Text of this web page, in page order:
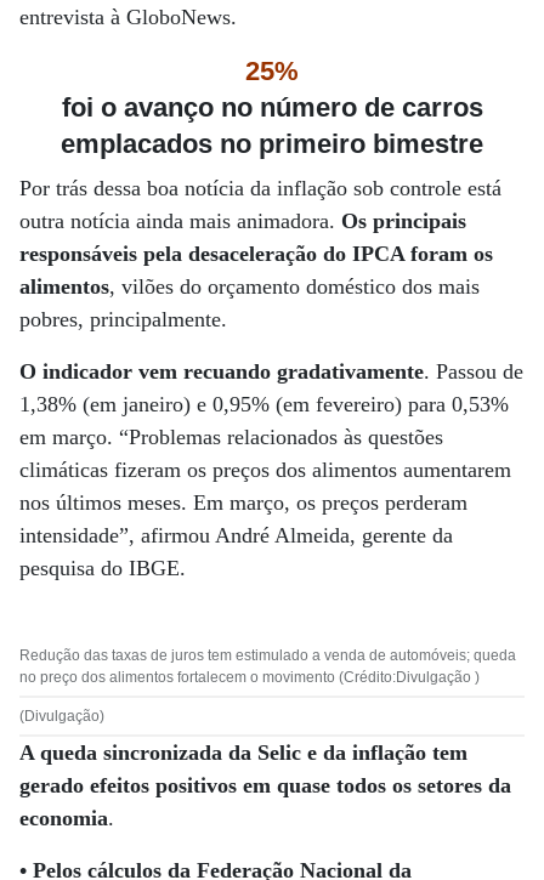
entrevista à GloboNews.
25%
foi o avanço no número de carros
emplacados no primeiro bimestre
Por trás dessa boa notícia da inflação sob controle está
outra notícia ainda mais animadora. Os principais
responsáveis pela desaceleração do IPCA foram os
alimentos, vilões do orçamento doméstico dos mais
pobres, principalmente.
O indicador vem recuando gradativamente. Passou de
1,38% (em janeiro) e 0,95% (em fevereiro) para 0,53%
em março. “Problemas relacionados às questões
climáticas fizeram os preços dos alimentos aumentarem
nos últimos meses. Em março, os preços perderam
intensidade”, afirmou André Almeida, gerente da
pesquisa do IBGE.
Redução das taxas de juros tem estimulado a venda de automóveis; queda
no preço dos alimentos fortalecem o movimento (Crédito:Divulgação )
(Divulgação)
A queda sincronizada da Selic e da inflação tem
gerado efeitos positivos em quase todos os setores da
economia.
• Pelos cálculos da Federação Nacional da